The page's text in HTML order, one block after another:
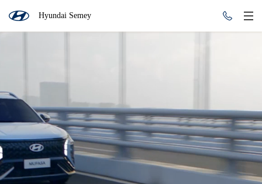
Hyundai Semey